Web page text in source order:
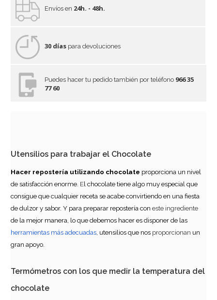
Caja para Bombones Libro Kraft
Envíos en 24h. - 48h.
30 días para devoluciones
Puedes hacer tu pedido también por teléfono 966 35
77 60
Utensilios para trabajar el Chocolate
Hacer repostería utilizando chocolate proporciona un nivel
de satisfacción enorme. El chocolate tiene algo muy especial que
consigue que cualquier receta se acabe convirtiendo en una fiesta
de dulzor y sabor. Y para preparar repostería coneste ingrediente
de la mejor manera, lo que debemos hacer es disponer de las
herramientas más adecuadas , utensilios que nos proporcionan un
gran apoyo.
Termómetros con los que medir la temperatura del
chocolate